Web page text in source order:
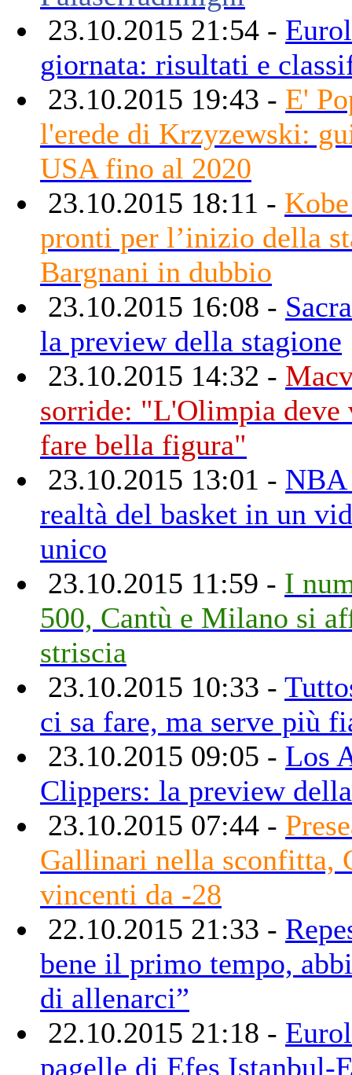
23.10.2015 21:54 -
giornata: risultati e
23.10.2015 19:43 - E'
l'erede di Krzyzewski:
USA fino al 2020
23.10.2015 18:11 -
pronti per l’inizio della
Bargnani in dubbio
23.10.2015 16:08 -
la preview della stagione
23.10.2015 14:32 -
sorride: "L'Olimpia deve
fare bella figura"
23.10.2015 13:01 -
realtà del basket in un
unico
23.10.2015 11:59 - I
500, Cantù e Milano si
striscia
23.10.2015 10:33 -
ci sa fare, ma serve più
23.10.2015 09:05 - Los
Clippers: la preview
23.10.2015 07:44 -
Gallinari nella sconfitta,
vincenti da -28
22.10.2015 21:33 -
bene il primo tempo,
di allenarci”
22.10.2015 21:18 -
pagelle di Efes Istanbul-